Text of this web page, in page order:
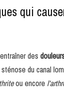
qui
des
du canal
ou encore